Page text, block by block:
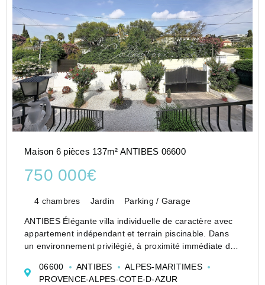
Maison 6 pièces 137m² ANTIBES 06600
750 000€
4 chambres Jardin Parking / Garage
ANTIBES Élégante villa individuelle de caractère avec
appartement indépendant et terrain piscinable. Dans
un environnement privilégié, à proximité immédiate des
et offrant un accès rapide aux principaux axe...
06600 ANTIBES
ALPES-MARITIMES
PROVENCE-ALPES-COTE-D-AZUR